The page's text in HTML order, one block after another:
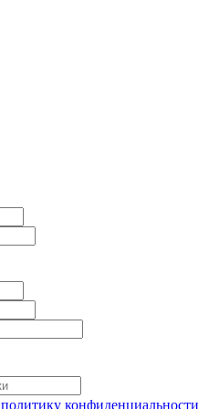
политику конфиденциальности